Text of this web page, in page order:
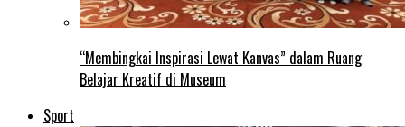
“Membingkai Inspirasi Lewat Kanvas” dalam Ruang
Belajar Kreatif di Museum
Sport